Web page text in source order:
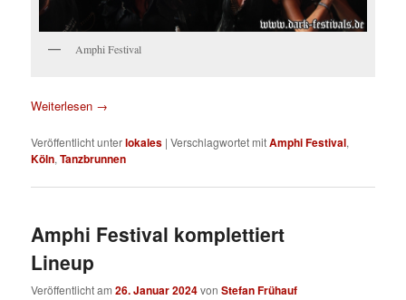
Amphi Festival
Weiterlesen →
Veröffentlicht unterlokales |Verschlagwortet mitAmphi Festival,
Köln,Tanzbrunnen
Amphi Festival komplettiert
Lineup
Veröffentlicht am26. Januar 2024vonStefan Frühauf